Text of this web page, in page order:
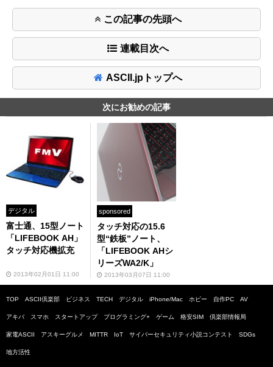
この記事の先頭へ
連載目次へ
ASCII.jpトップへ
次にお勧めの記事
デジタル
富士通、15型ノート
「LIFEBOOK AH」
タッチ対応機拡充
2013年02月01日 11:00
sponsored
タッチ対応の15.6
型“鉄板”ノート、
「LIFEBOOK AHシ
リーズWA2/K」
2013年03月07日 11:00
TOP ASCII倶楽部 ビジネス TECH デジタル iPhone/Mac ホビー 自作PC AV
アキバ スマホ スタートアップ プログラミング+ ゲーム 格安SIM 倶楽部情報局
家電ASCII アスキーグルメ MITTR IoT サイバーセキュリティ小説コンテスト SDGs
地方活性